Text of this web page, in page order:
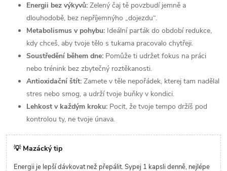
Energii bez výkyvů: Zelený čaj tě povzbudí jemně a
dlouhodobě, bez nepříjemnýho „dojezdu“.
Metabolismus v pohybu: Ideální parťák do období redukce,
kdy chceš, aby tvoje tělo s tukama pracovalo chytřeji.
Soustředění během dne: Pomůže ti udržet fokus na práci
nebo trénink bez zbytečný roztěkanosti.
Antioxidační štít: Zamete v těle nepořádek, kterej tam nadělal
stres nebo smog, a udrží tvoje buňky v kondici.
Lehkost v každým kroku: Pocit, že tvoje tempo držíš pod
kontrolou ty, ne tvoje únava.
💡 Mazácký tip
Energii je lepší dávkovat než přepálit. Sypej 1 kapsli denně, nejlépe